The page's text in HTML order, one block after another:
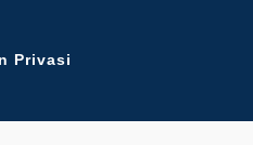
Privasi